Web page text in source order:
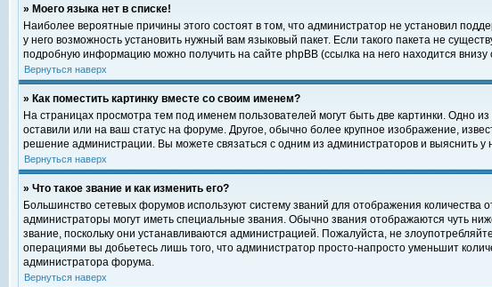
» Моего языка нет в списке!
Наиболее вероятные причины этого состоят в том, что администратор не установил
у него возможность установить нужный вам языковый пакет. Если такого пакета не
подробную информацию можно получить на сайте phpBB (ссылка на него находится
Вернуться наверх
» Как поместить картинку вместе со своим именем?
На страницах просмотра тем под именем пользователей могут быть две картинки. Одно
оставили или на ваш статус на форуме. Другое, обычно более крупное изображение,
решение администрации. Вы можете связаться с одним из администраторов и выяснить у
Вернуться наверх
» Что такое звание и как изменить его?
Большинство сетевых форумов используют систему званий для отображения
администраторы могут иметь специальные звания. Обычно звания отображаются чуть
звание, поскольку они устанавливаются администрацией. Пожалуйста, не
операциями вы добьетесь лишь того, что администратор просто-напросто уменьшит
администратора форума.
Вернуться наверх